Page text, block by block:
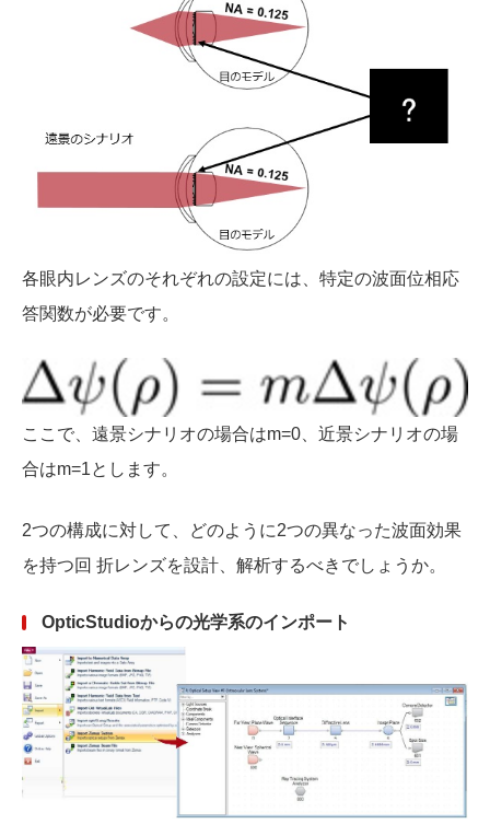
各眼内レンズのそれぞれの設定には、特定の波面位相応
答関数が必要です。
ここで、遠景シナリオの場合はm=0、近景シナリオの場
合はm=1とします。
2つの構成に対して、どのように2つの異なった波面効果
を持つ回 折レンズを設計、解析するべきでしょうか。
OpticStudioからの光学系のインポート